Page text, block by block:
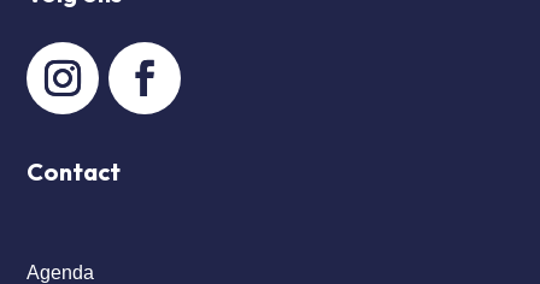
Contact
Agenda